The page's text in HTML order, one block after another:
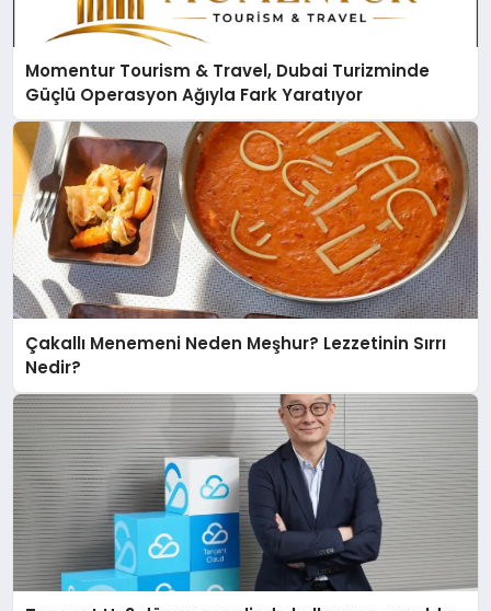
Momentur Tourism & Travel, Dubai Turizminde
Güçlü Operasyon Ağıyla Fark Yaratıyor
Çakallı Menemeni Neden Meşhur? Lezzetinin Sırrı
Nedir?